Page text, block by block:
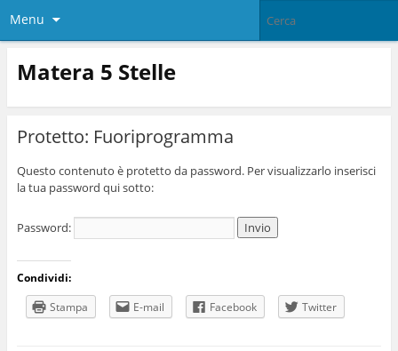
Menu
Matera 5 Stelle
Protetto: Fuoriprogramma
Questo contenuto è protetto da password. Per visualizzarlo inserisci
la tua password qui sotto:
Password:
Condividi:
Stampa
E-mail Facebook Twitter